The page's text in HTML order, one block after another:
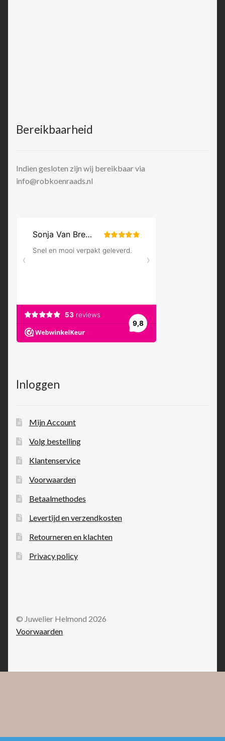
Bereikbaarheid
Indien gesloten zijn wij bereikbaar via
info@robkoenraads.nl
Inloggen
Mijn Account
Volg bestelling
Klantenservice
Voorwaarden
Betaalmethodes
Levertijd en verzendkosten
Retourneren en klachten
Privacy policy
© Juwelier Helmond 2026
Voorwaarden